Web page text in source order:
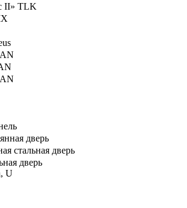
II» TLK
дверь
стальная дверь
дверь
U